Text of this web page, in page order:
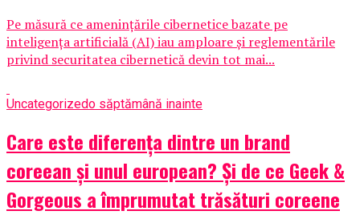
Pe măsură ce amenințările cibernetice bazate pe
inteligența artificială (AI) iau amploare și reglementările
privind securitatea cibernetică devin tot mai...
Uncategorizedo săptămână inainte
Care este diferența dintre un brand
coreean și unul european? Și de ce Geek &
Gorgeous a împrumutat trăsături coreene